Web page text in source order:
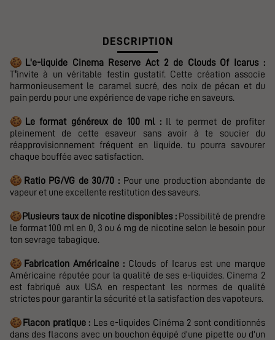
DESCRIPTION
🍪 L'e-liquide Cinema Reserve Act 2 de Clouds Of Icarus :
T'invite à un véritable festin gustatif. Cette création associe
harmonieusement le caramel sucré, des noix de pécan et du
pain perdu pour une expérience de vape riche en saveurs.
🍪 Le format généreux de 100 ml :Il te permet de profiter
pleinement de cette esaveur sans avoir à te soucier du
réapprovisionnement fréquent en liquide. tu pourra savourer
chaque bouffée avec satisfaction.
🍪 Ratio PG/VG de 30/70 : Pour une production abondante de
vapeur et une excellente restitution des saveurs.
🍪 Plusieurs taux de nicotine disponibles : Possibilité de prendre
le format 100 ml en 0, 3 ou 6 mg de nicotine selon le besoin pour
ton sevrage tabagique.
🍪 Fabrication Américaine : Clouds of Icarus est une marque
Américaine réputée pour la qualité de ses e-liquides. Cinema 2
est fabriqué aux USA en respectant les normes de qualité
strictes pour garantir la sécurité et la satisfaction des vapoteurs.
🍪 Flacon pratique :
Les e-liquides Cinéma 2 sont conditionnés
dans des flacons avec un bouchon équipé d'une pipette ou d'un